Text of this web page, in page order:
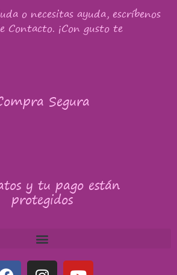
o necesitas ayuda, escríbenos
Contacto. ¡Con gusto te
Segura
y tu pago están
protegidos